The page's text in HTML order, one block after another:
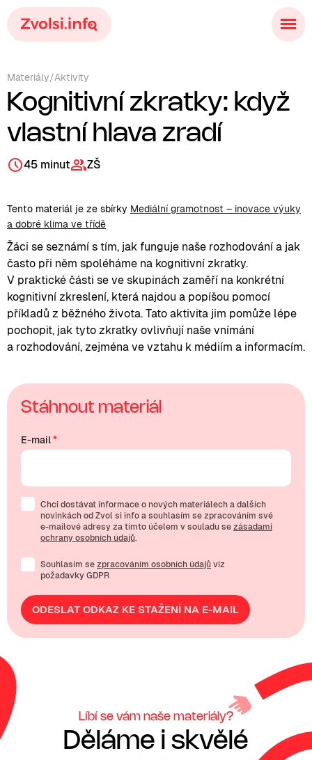
Materiály/Aktivity
Kognitivní zkratky: když
vlastní hlava zradí
45 minut ZŠ
Tento materiál je ze sbírky Mediální gramotnost – inovace výuky
a dobré klima ve třídě
Žáci se seznámí s tím, jak funguje naše rozhodování a jak
často při něm spoléháme na kognitivní zkratky.
V praktické části se ve skupinách zaměří na konkrétní
kognitivní zkreslení, která najdou a popíšou pomocí
příkladů z běžného života. Tato aktivita jim pomůže lépe
pochopit, jak tyto zkratky ovlivňují naše vnímání
a rozhodování, zejména ve vztahu k médiím a informacím.
Stáhnout materiál
E-mail*
Chci dostávat informace o nových materiálech a dalších
novinkách od Zvol si info a souhlasím se zpracováním své
e-mailové adresy za tímto účelem v souladu se zásadami
ochrany osobních údajů.
Souhlasím se zpracováním osobních údajů viz
požadavky GDPR
ODESLAT ODKAZ KE STAŽENÍ NA E-MAIL
Líbí se vám naše materiály?
Děláme i skvělé